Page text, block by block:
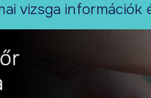
vizsga információk